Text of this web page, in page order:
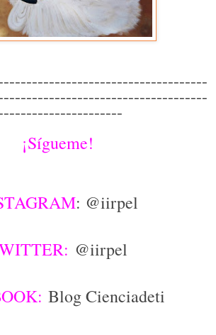
¡Sígueme!
: @iirpel
@iirpel
Blog Cienciadeti